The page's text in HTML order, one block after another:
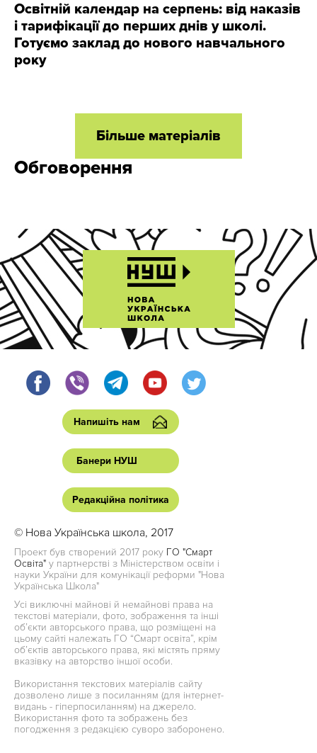
Освітній календар на серпень: від наказів
і тарифікації до перших днів у школі.
Готуємо заклад до нового навчального
року
Більше матеріалів
Обговорення
Напишіть нам
Банери НУШ
Редакційна політика
© Нова Українська школа, 2017
Проект був створений 2017 року ГО "Смарт
Освіта" у партнерстві з Міністерством освіти і
науки України для комунікації реформи "Нова
Українська Школа"
Усі виключні майнові й немайнові права на
текстові матеріали, фото, зображення та інші
об’єкти авторського права, що розміщені на
цьому сайті належать ГО “Смарт освіта”, крім
об’єктів авторського права, які містять пряму
вказівку на авторство іншої особи.
Використання текстових матеріалів сайту
дозволено лише з посиланням (для інтернет-
видань - гіперпосиланням) на джерело.
Використання фото та зображень без
погодження з редакцією суворо заборонено.